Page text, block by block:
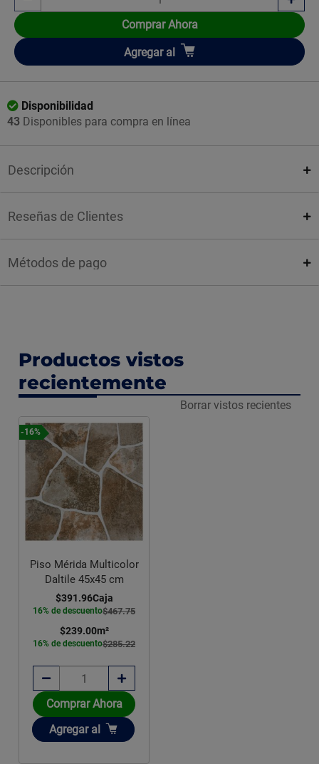
Comprar Ahora
Añadir
Agregar al
Disponibilidad
43 Disponibles para compra en línea
Descripción
Reseñas de Clientes
Métodos de pago
Productos vistos
recientemente
Borrar vistos recientes
-16%
Piso Mérida Multicolor
Daltile 45x45 cm
$467.75
$391.96Caja
16% de descuento
$285.22
$239.00m²
16% de descuento
Comprar Ahora
Añadir
Agregar al